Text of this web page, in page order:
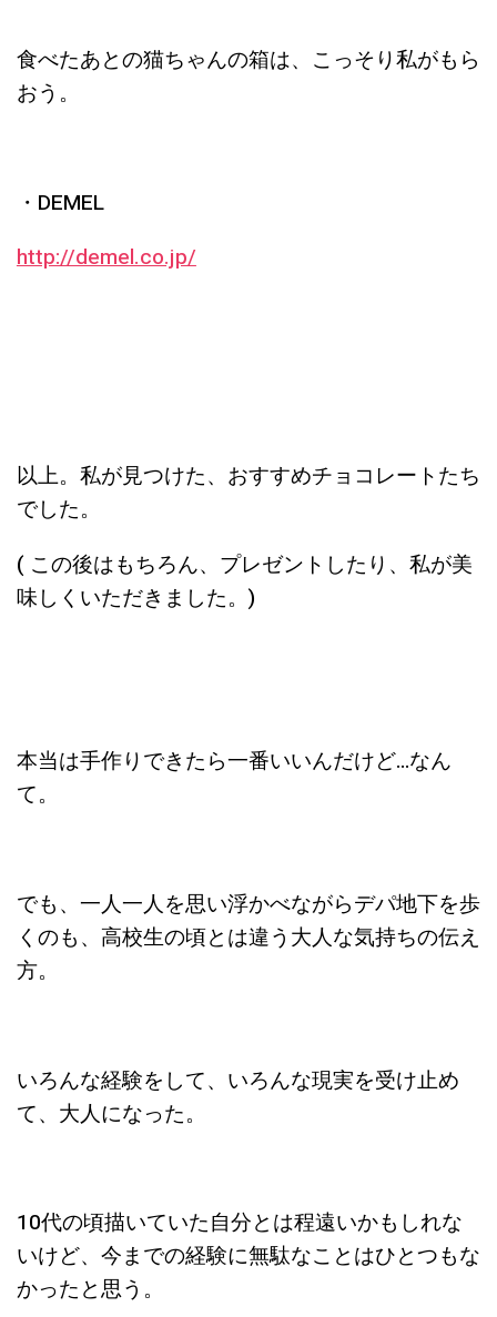
食べたあとの猫ちゃんの箱は、こっそり私がもら
おう。
・DEMEL
http://demel.co.jp/
以上。私が見つけた、おすすめチョコレートたち
でした。
( この後はもちろん、プレゼントしたり、私が美
味しくいただきました。)
本当は手作りできたら一番いいんだけど…なん
て。
でも、一人一人を思い浮かべながらデパ地下を歩
くのも、高校生の頃とは違う大人な気持ちの伝え
方。
いろんな経験をして、いろんな現実を受け止め
て、大人になった。
10代の頃描いていた自分とは程遠いかもしれな
いけど、今までの経験に無駄なことはひとつもな
かったと思う。